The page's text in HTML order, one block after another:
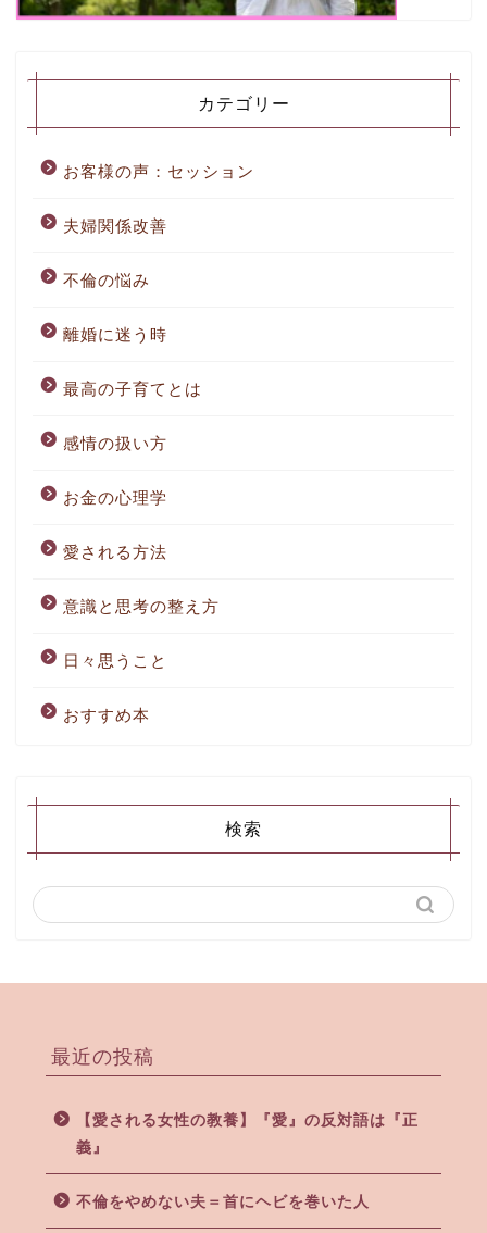
カテゴリー
お客様の声：セッション
夫婦関係改善
不倫の悩み
離婚に迷う時
最高の子育てとは
感情の扱い方
お金の心理学
愛される方法
意識と思考の整え方
日々思うこと
おすすめ本
検索
最近の投稿
【愛される女性の教養】『愛』の反対語は『正
義』
不倫をやめない夫＝首にヘビを巻いた人